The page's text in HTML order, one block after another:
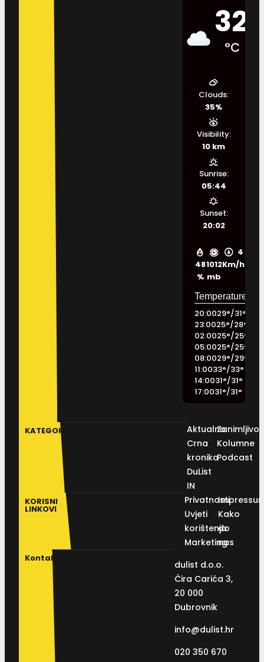
32
°C
48
%
1012
mb
4
Km/h
Clouds:
35%
Visibility:
10 km
Sunrise:
05:44
Sunset:
20:02
20:0029°/31°
23:0025°/28°
02:0025°/25°
05:0025°/25°
08:0029°/29°
11:0033°/33°
14:0031°/31°
17:0031°/31°
KATEGORIJE
Aktualno
Crna
kronika
DuList
IN
Kolumne
Podcast
KORISNI
LINKOVI
Privatnosti
Uvjeti
korištenja
Marketing
Kako
do
nas
Kontakt
dulist d.o.o.
Ćira Carića 3,
20 000
Dubrovnik
info@dulist.hr
020 350 670